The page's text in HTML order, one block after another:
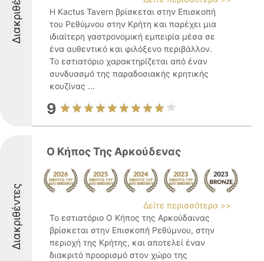
Η Kactus Tavern βρίσκεται στην Επισκοπή
του Ρεθύμνου στην Κρήτη και παρέχει μια
ιδιαίτερη γαστρονομική εμπειρία μέσα σε
ένα αυθεντικό και φιλόξενο περιβάλλον.
Το εστιατόριο χαρακτηρίζεται από έναν
συνδυασμό της παραδοσιακής κρητικής
κουζίνας ...
9
Διακριθέντες
Ο Κήπος Της Αρκούδενας
Δείτε περισσότερα >>
Το εστιατόριο Ο Κήπος της Αρκούδαινας
βρίσκεται στην Επισκοπή Ρεθύμνου, στην
περιοχή της Κρήτης, και αποτελεί έναν
διακριτό προορισμό στον χώρο της